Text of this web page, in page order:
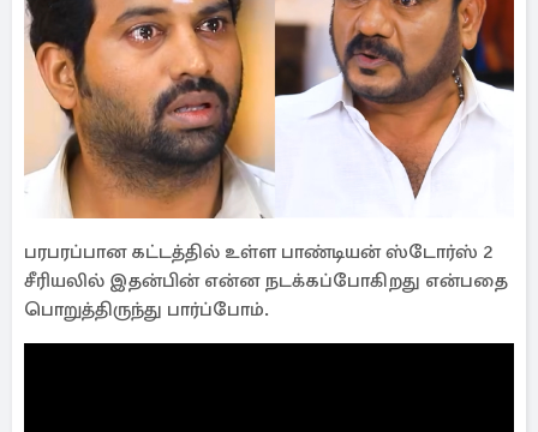
பரபரப்பான கட்டத்தில் உள்ள பாண்டியன் ஸ்டோர்ஸ் 2
சீரியலில் இதன்பின் என்ன நடக்கப்போகிறது என்பதை
பொறுத்திருந்து பார்ப்போம்.